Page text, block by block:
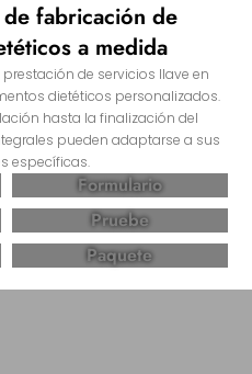
fabricación de
a medida
de servicios llave en
dietéticos personalizados.
hasta la finalización del
pueden adaptarse a sus
específicas.
Formulario
Pruebe
Paquete